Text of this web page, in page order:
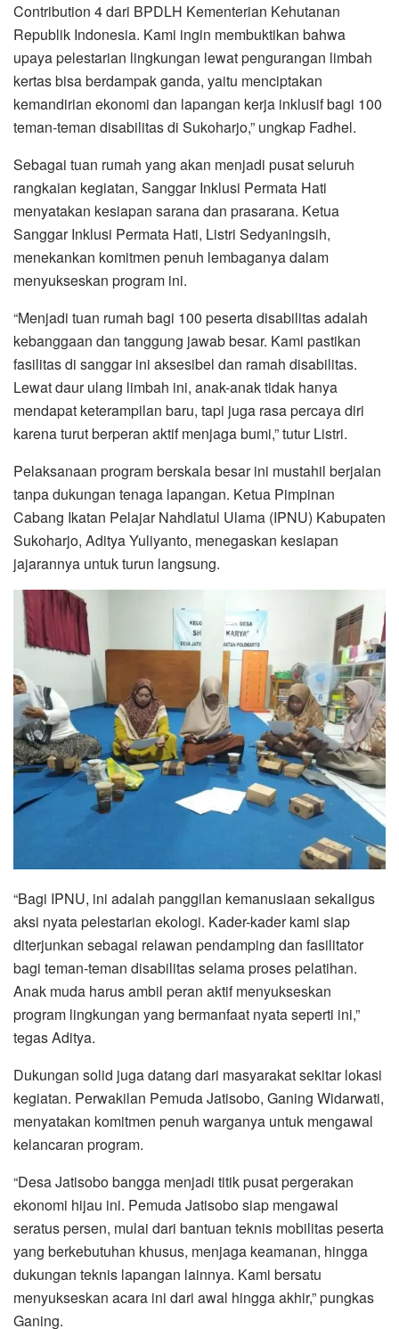
Contribution 4 dari BPDLH Kementerian Kehutanan
Republik Indonesia. Kami ingin membuktikan bahwa
upaya pelestarian lingkungan lewat pengurangan limbah
kertas bisa berdampak ganda, yaitu menciptakan
kemandirian ekonomi dan lapangan kerja inklusif bagi 100
teman-teman disabilitas di Sukoharjo,” ungkap Fadhel.
Sebagai tuan rumah yang akan menjadi pusat seluruh
rangkaian kegiatan, Sanggar Inklusi Permata Hati
menyatakan kesiapan sarana dan prasarana. Ketua
Sanggar Inklusi Permata Hati, Listri Sedyaningsih,
menekankan komitmen penuh lembaganya dalam
menyukseskan program ini.
“Menjadi tuan rumah bagi 100 peserta disabilitas adalah
kebanggaan dan tanggung jawab besar. Kami pastikan
fasilitas di sanggar ini aksesibel dan ramah disabilitas.
Lewat daur ulang limbah ini, anak-anak tidak hanya
mendapat keterampilan baru, tapi juga rasa percaya diri
karena turut berperan aktif menjaga bumi,” tutur Listri.
Pelaksanaan program berskala besar ini mustahil berjalan
tanpa dukungan tenaga lapangan. Ketua Pimpinan
Cabang Ikatan Pelajar Nahdlatul Ulama (IPNU) Kabupaten
Sukoharjo, Aditya Yuliyanto, menegaskan kesiapan
jajarannya untuk turun langsung.
“Bagi IPNU, ini adalah panggilan kemanusiaan sekaligus
aksi nyata pelestarian ekologi. Kader-kader kami siap
diterjunkan sebagai relawan pendamping dan fasilitator
bagi teman-teman disabilitas selama proses pelatihan.
Anak muda harus ambil peran aktif menyukseskan
program lingkungan yang bermanfaat nyata seperti ini,”
tegas Aditya.
Dukungan solid juga datang dari masyarakat sekitar lokasi
kegiatan. Perwakilan Pemuda Jatisobo, Ganing Widarwati,
menyatakan komitmen penuh warganya untuk mengawal
kelancaran program.
“Desa Jatisobo bangga menjadi titik pusat pergerakan
ekonomi hijau ini. Pemuda Jatisobo siap mengawal
seratus persen, mulai dari bantuan teknis mobilitas peserta
yang berkebutuhan khusus, menjaga keamanan, hingga
dukungan teknis lapangan lainnya. Kami bersatu
menyukseskan acara ini dari awal hingga akhir,” pungkas
Ganing.